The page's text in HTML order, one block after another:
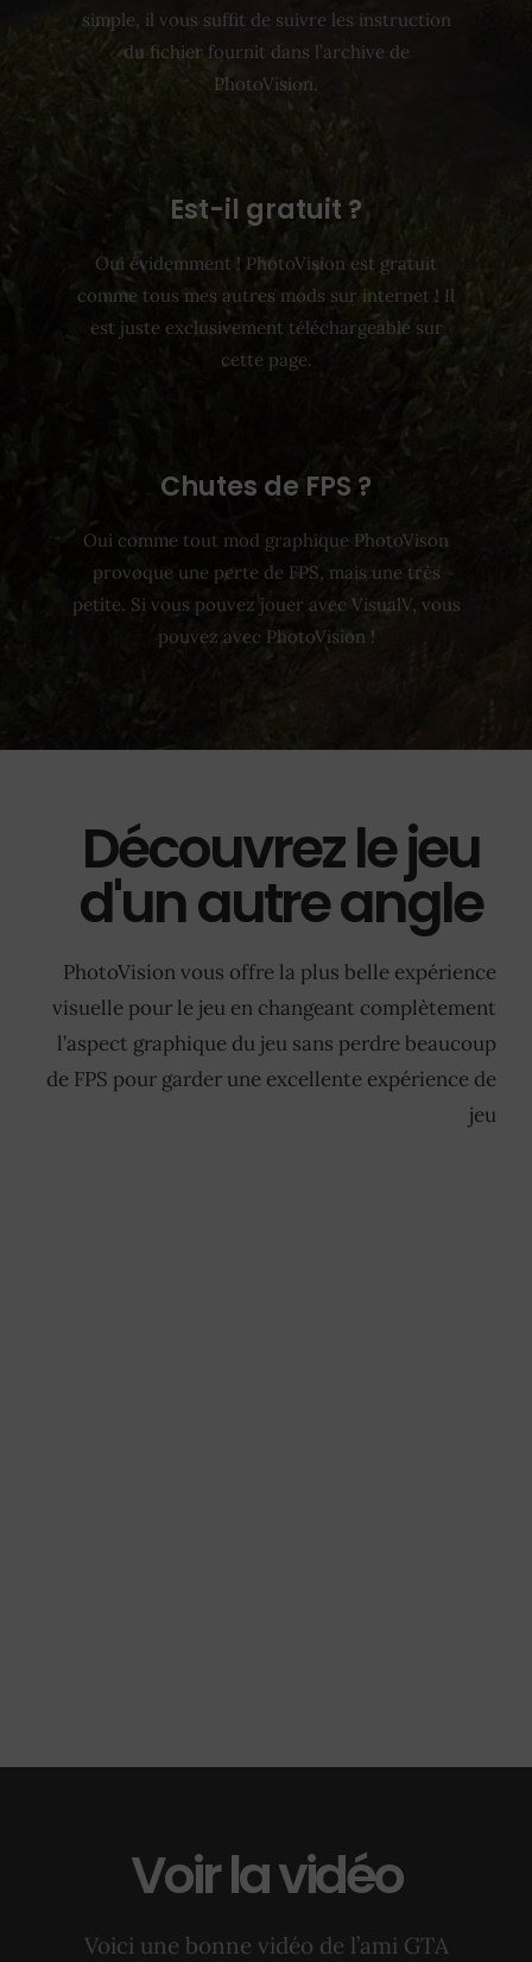
simple, il vous suffit de suivre les instruction
du fichier fournit dans l’archive de
PhotoVision.
Est-il gratuit ?
Oui évidemment ! PhotoVision est gratuit
comme tous mes autres mods sur internet ! Il
est juste exclusivement téléchargeable sur
cette page.
Chutes de FPS ?
Oui comme tout mod graphique PhotoVison
provoque une perte de FPS, mais une très
petite. Si vous pouvez jouer avec VisualV, vous
pouvez avec PhotoVision !
Découvrez le jeu
d'un autre angle
PhotoVision vous offre la plus belle expérience
visuelle pour le jeu en changeant complètement
l’aspect graphique du jeu sans perdre beaucoup
de FPS pour garder une excellente expérience de
jeu
Voir la vidéo
Voici une bonne vidéo de l’ami GTA